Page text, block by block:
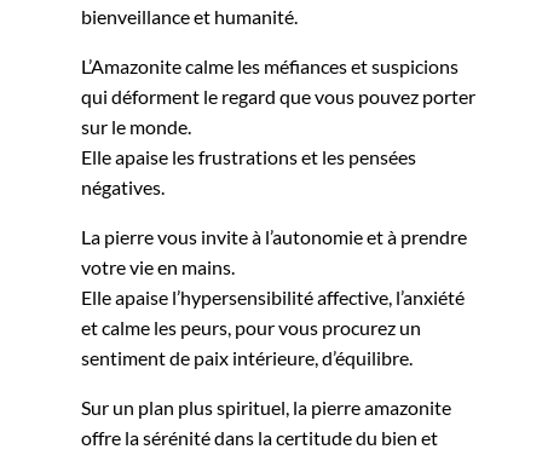
bienveillance et humanité.
L’Amazonite calme les méfiances et suspicions
qui déforment le regard que vous pouvez porter
sur le monde.
Elle apaise les frustrations et les pensées
négatives.
La pierre vous invite à l’autonomie et à prendre
votre vie en mains.
Elle apaise l’hypersensibilité affective, l’anxiété
et calme les peurs, pour vous procurez un
sentiment de paix intérieure, d’équilibre.
Sur un plan plus spirituel, la pierre amazonite
offre la sérénité dans la certitude du bien et